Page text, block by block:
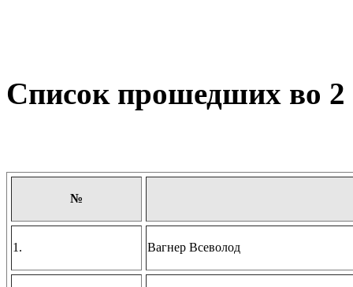
Список прошедших во 2
№
1. Вагнер Всеволод